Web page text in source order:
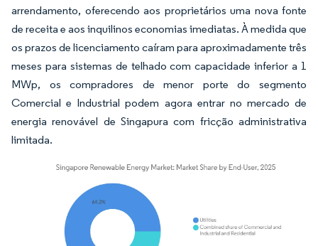
arrendamento, oferecendo aos proprietários uma nova fonte
de receita e aos inquilinos economias imediatas. À medida que
os prazos de licenciamento caíram para aproximadamente três
meses para sistemas de telhado com capacidade inferior a 1
MWp, os compradores de menor porte do segmento
Comercial e Industrial podem agora entrar no mercado de
energia renovável de Singapura com fricção administrativa
limitada.